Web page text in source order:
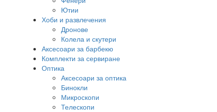
Ютии
Хоби и развлечения
Дронове
Колела и скутери
Аксесоари за барбекю
Комплекти за сервиране
Оптика
Аксесоари за оптика
Бинокли
Микроскопи
Телескопи